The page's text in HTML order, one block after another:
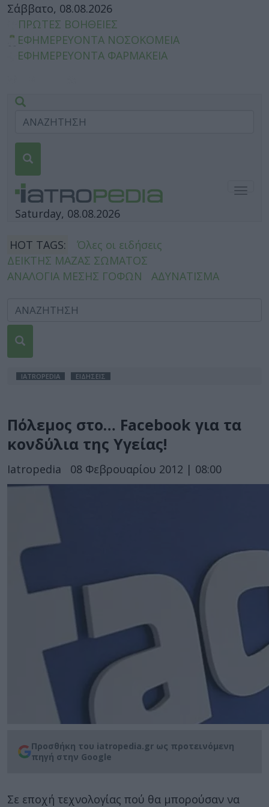
Σάββατο, 08.08.2026
ΠΡΩΤΕΣ ΒΟΗΘΕΙΕΣ
ΕΦΗΜΕΡΕΥΟΝΤΑ ΝΟΣΟΚΟΜΕΙΑ
ΕΦΗΜΕΡΕΥΟΝΤΑ ΦΑΡΜΑΚΕΙΑ
Saturday, 08.08.2026
HOT TAGS:
Όλες οι ειδήσεις
ΔΕΙΚΤΗΣ ΜΑΖΑΣ ΣΩΜΑΤΟΣ
ΑΝΑΛΟΓΙΑ ΜΕΣΗΣ ΓΟΦΩΝ
ΑΔΥΝΑΤΙΣΜΑ
IATROPEDIA ΕΙΔΗΣΕΙΣ
Πόλεμος στο… Facebook για τα
κονδύλια της Υγείας!
Iatropedia 08 Φεβρουαρίου 2012 | 08:00
Προσθήκη του iatropedia.gr ως προτεινόμενη
πηγή στην Google
Σε εποχή τεχνολογίας πού θα μπορούσαν να